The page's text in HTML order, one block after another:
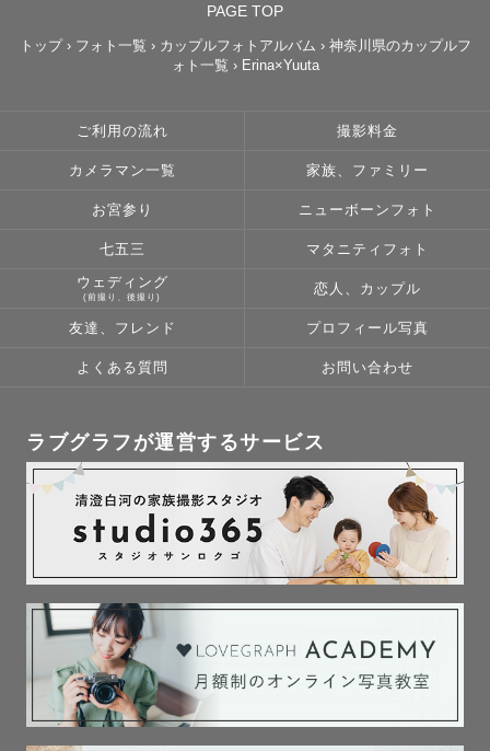
PAGE TOP
トップ› フォト一覧 › カップルフォトアルバム › 神奈川県のカップルフ
ォト一覧 › Erina×Yuuta
ご利用の流れ 撮影料金
カメラマン一覧 家族、ファミリー
お宮参り ニューボーンフォト
七五三 マタニティフォト
ウェディング
(前撮り、後撮り)
恋人、カップル
友達、フレンド プロフィール写真
よくある質問 お問い合わせ
ラブグラフが運営するサービス